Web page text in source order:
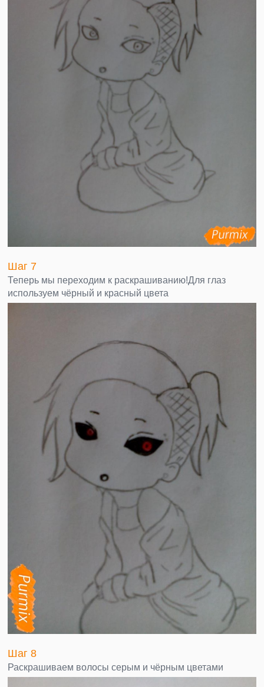
Шаг 7
Теперь мы переходим к раскрашиванию!Для глаз
используем чёрный и красный цвета
Шаг 8
Раскрашиваем волосы серым и чёрным цветами